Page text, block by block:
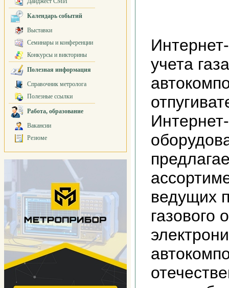
Календарь событий
Выставки
Семинары и конференции
Конкурсы и викторины
Полезная информация
Справочник метролога
Полезные ссылки
Работа, образование
Вакансии
Резюме
учета
ведущих
газового